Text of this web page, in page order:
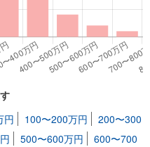
円 100〜200万円
200〜300
500〜600万円 600〜700